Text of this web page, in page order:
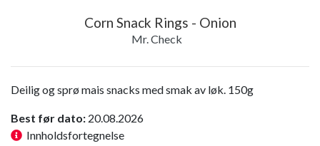
Corn Snack Rings - Onion
Mr. Check
Deilig og sprø mais snacks med smak av løk. 150g
Best før dato: 20.08.2026
Innholdsfortegnelse